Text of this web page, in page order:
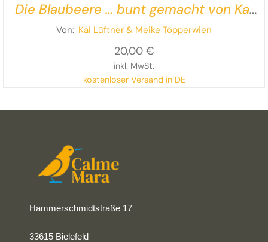
Die Blaubeere … bunt gemacht von Kai
Lüftner und Meike Töpperwien
Von: Kai Lüftner& Meike Töpperwien
20,00 €
inkl. MwSt.
kostenloser Versand in DE
Hammerschmidtstraße 17
33615 Bielefeld